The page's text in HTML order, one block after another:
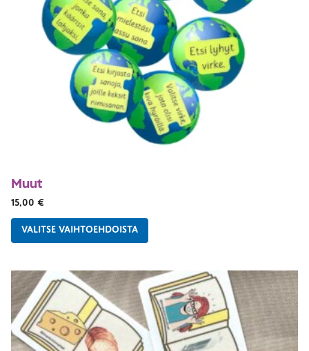
Muut
15,00 €
VALITSE VAIHTOEHDOISTA